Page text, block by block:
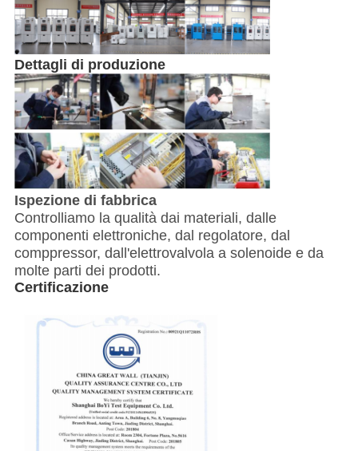
Dettagli di produzione
Ispezione di fabbrica
Controlliamo la qualità dai materiali, dalle
componenti elettroniche, dal regolatore, dal
comppressor, dall'elettrovalvola a solenoide e da
molte parti dei prodotti.
Certificazione